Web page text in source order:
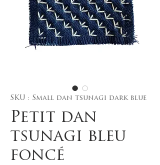
SKU : Small dan tsunagi dark blue
Petit dan
tsunagi bleu
foncé